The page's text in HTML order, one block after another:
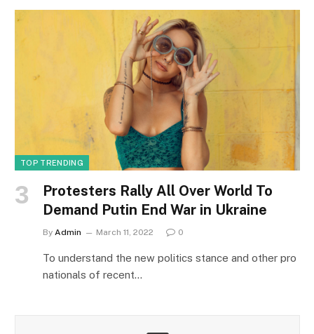
TOP TRENDING
Protesters Rally All Over World To
Demand Putin End War in Ukraine
By Admin March 11, 2022 0
To understand the new politics stance and other pro
nationals of recent…